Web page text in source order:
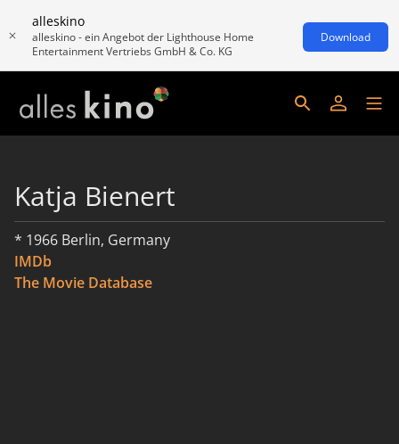
alleskino
alleskino - ein Angebot der Lighthouse Home
Entertainment Vertriebs GmbH & Co. KG
Download
Katja Bienert
* 1966 Berlin, Germany
IMDb
The Movie Database